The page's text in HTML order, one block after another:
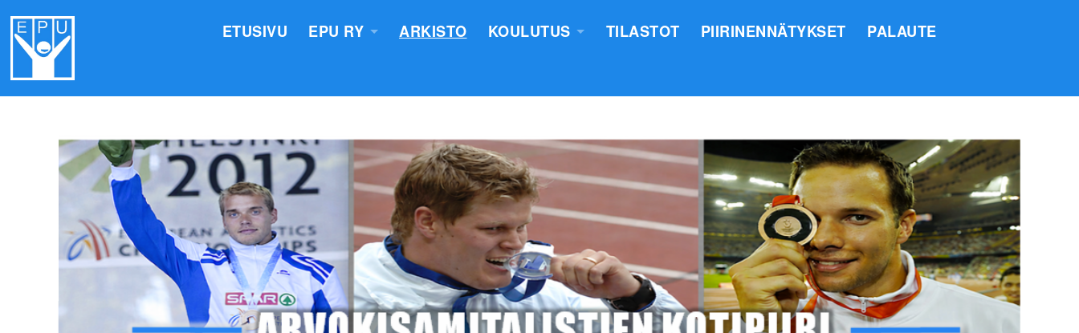
ETUSIVU
EPU RY
VALIOKUNNAT JA TIIMIT
TOIMINTASUUNNITELMA
ARVOMERKKIEN ANOMINEN
EPU:N SÄÄNNÖT
SUOMI100V - EPN YU
TOIMINTAKERTOMUKSET
EPU:N PÖYTÄSTANDAARIN SAANEET
ARKISTO
KOULUTUS
LASTEN VALMENTAJATUTKINTO
LÄHETTÄJÄKOULUTUS
VALMENTAJAKOULUTUS
PIIRILEIRITYS
TILASTOT PIIRINENNÄTYKSET PALAUTE